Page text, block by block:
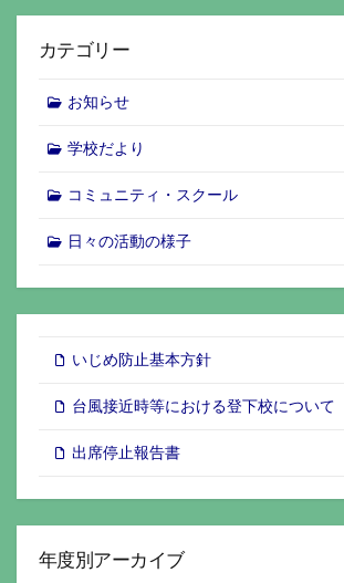
カテゴリー
お知らせ
学校だより
コミュニティ・スクール
日々の活動の様子
いじめ防止基本方針
台風接近時等における登下校について
出席停止報告書
年度別アーカイブ